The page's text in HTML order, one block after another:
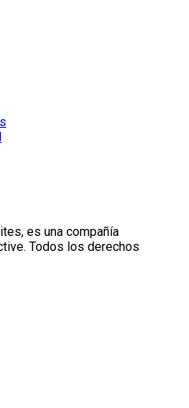
es una compañía
Todos los derechos